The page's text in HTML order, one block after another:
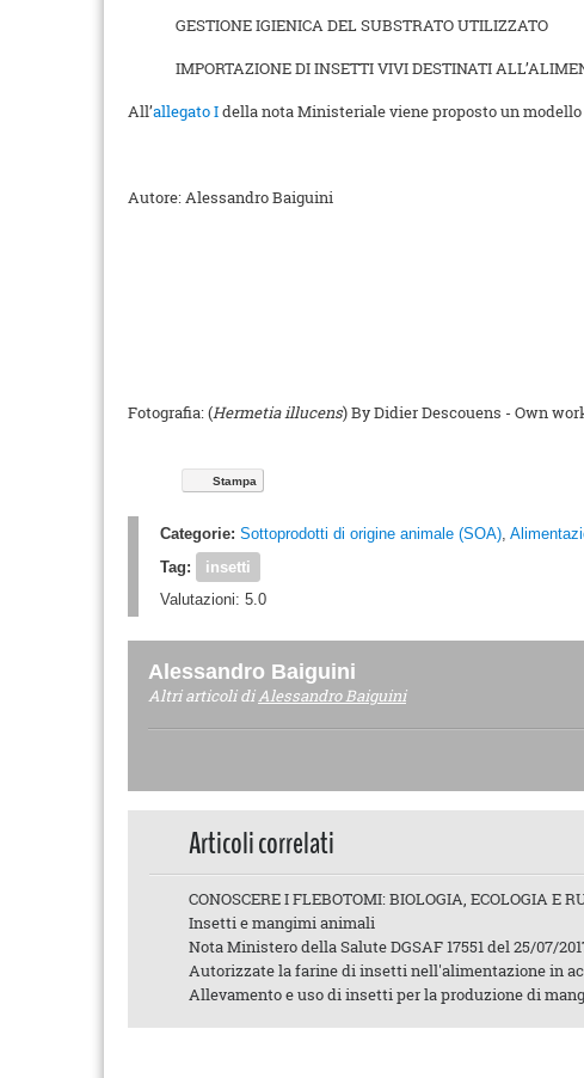
GESTIONE IGIENICA DEL SUBSTRATO UTILIZZATO
IMPORTAZIONE DI INSETTI VIVI DESTINATI
All’allegato Idella nota Ministeriale viene proposto un
Autore: Alessandro Baiguini
Fotografia: (Hermetia illucens) By Didier Descouens - Own
Stampa
Categorie: Sottoprodotti di origine animale (SOA),
Tag:
insetti
Valutazioni: 5.0
Alessandro Baiguini
Altri articoli diAlessandro Baiguini
Articoli correlati
CONOSCERE I FLEBOTOMI: BIOLOGIA, ECOLOGIA E
Insetti e mangimi animali
Nota Ministero della Salute DGSAF 17551 del 25/07/
Autorizzate la farine di insetti nell'alimentazione in
Allevamento e uso di insetti per la produzione di